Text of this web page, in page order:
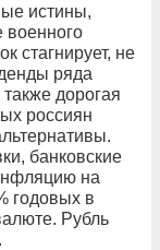
истины,
стагнирует, не
ряда
дорогая
россиян
банковские
на
годовых в
Рубль